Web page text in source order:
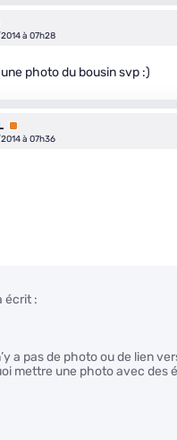
à 07h28
photo du bousin svp :)
Premium
à 07h36
écrit :
a pas de photo ou de lien
mettre une photo avec des